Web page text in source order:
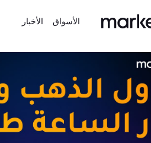
الأسواق الأخبار